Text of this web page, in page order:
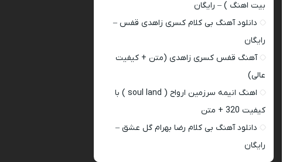
بیت اهنگ ) – رایگان
دانلود آهنگ بی کلام کسری زاهدی قفس –
رایگان
آهنگ قفس کسری زاهدی (متن + کیفیت
عالی)
اهنگ انیمه سرزمین ارواح ( soul land ) با
کیفیت 320 + متن
دانلود آهنگ بی کلام رضا بهرام گل عشق –
رایگان